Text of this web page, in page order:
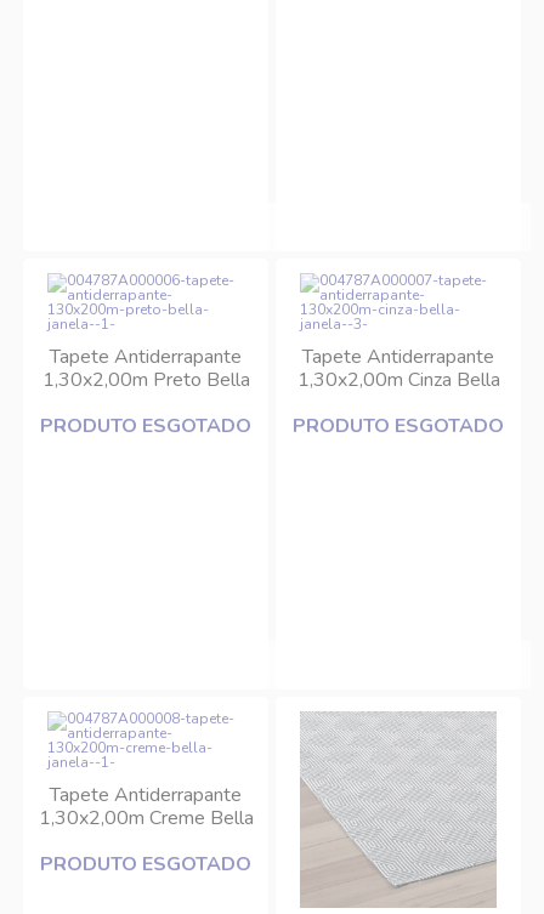
Tapete Antiderrapante
1,30x2,00m Preto Bella
PRODUTO ESGOTADO
Tapete Antiderrapante
1,30x2,00m Cinza Bella
PRODUTO ESGOTADO
Tapete Antiderrapante
1,30x2,00m Creme Bella
PRODUTO ESGOTADO